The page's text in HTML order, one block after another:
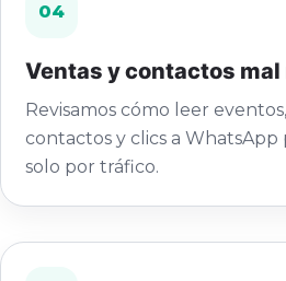
04
Ventas y contactos
Revisamos cómo leer
contactos y clics a WhatsApp
solo por tráfico.